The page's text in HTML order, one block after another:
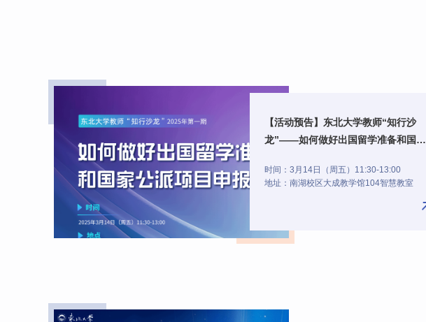
【活动预告】东北大学教师“知行沙
龙”——如何做好出国留学准备和国家
时间：3月14日（周五）11:30-13:00
地址：南湖校区大成教学馆104智慧教室